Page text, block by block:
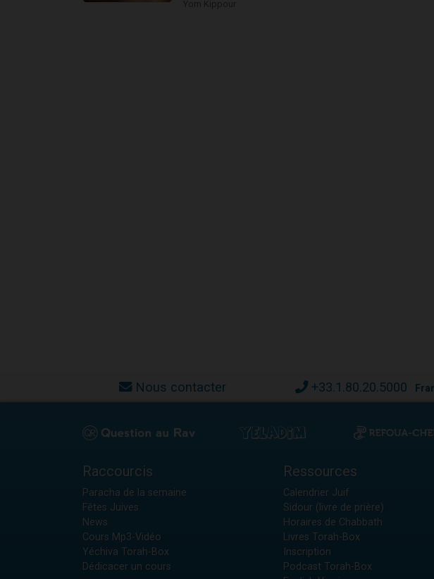
Nous contacter +33.1.80.20.5000
Raccourcis
Paracha de la semaine
Fêtes Juives
News
Cours Mp3-Vidéo
Yéchiva Torah-Box
Dédicacer un cours
Ressources
Calendrier Juif
Sidour (livre de prière)
Horaires de Chabbath
Livres Torah-Box
Inscription
Podcast Torah-Box